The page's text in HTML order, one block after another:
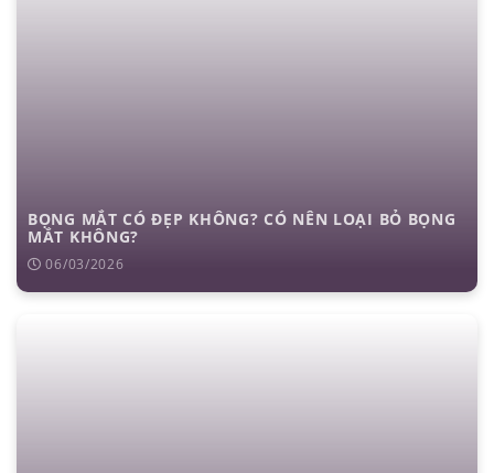
BỌNG MẮT CÓ ĐẸP KHÔNG? CÓ NÊN LOẠI BỎ BỌNG
MẮT KHÔNG?
06/03/2026